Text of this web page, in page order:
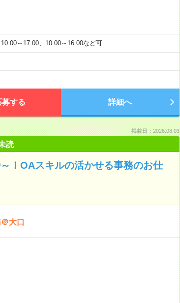
～17:00、10:00～16:00など可
募する 詳細へ
掲載日：2026.08.03
読
！OAスキルの活かせる事務のお仕
大口